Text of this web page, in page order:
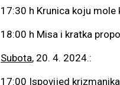
17:30 h Krunica koju mole
18:00 h Misa i kratka
Subota, 20. 4. 2024.:
17:00 Ispovijed